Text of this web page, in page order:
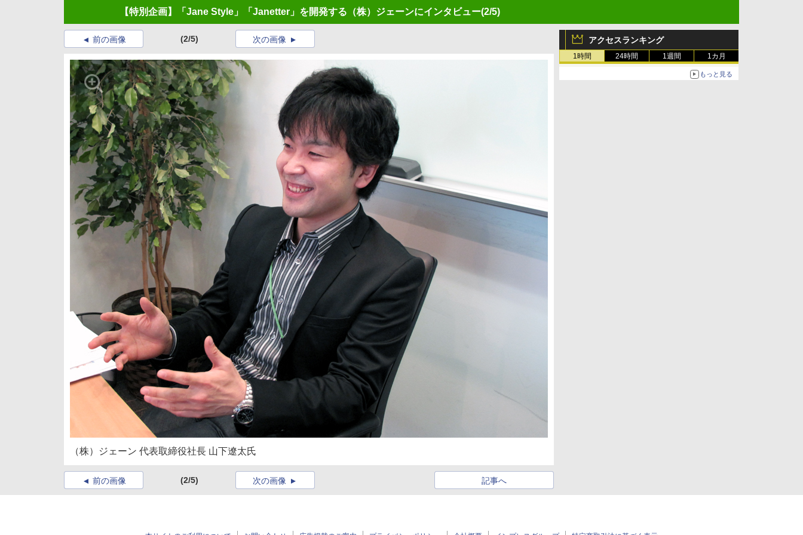
【特別企画】「Jane Style」「Janetter」を開発する（株）ジェーンにインタビュー(2/5)
アクセスランキング
1時間 24時間 1週間 1カ月
もっと見る
前の画像 (2/5) 次の画像
（株）ジェーン 代表取締役社長 山下遼太氏
前の画像 (2/5) 記事へ
次の画像